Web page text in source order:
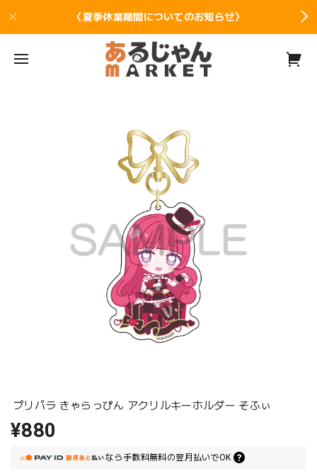
〈夏季休業期間についてのお知らせ〉
プリパラ きゃらっぴん アクリルキーホルダー そふぃ
¥880
なら 手数料無料の翌月払いでOK